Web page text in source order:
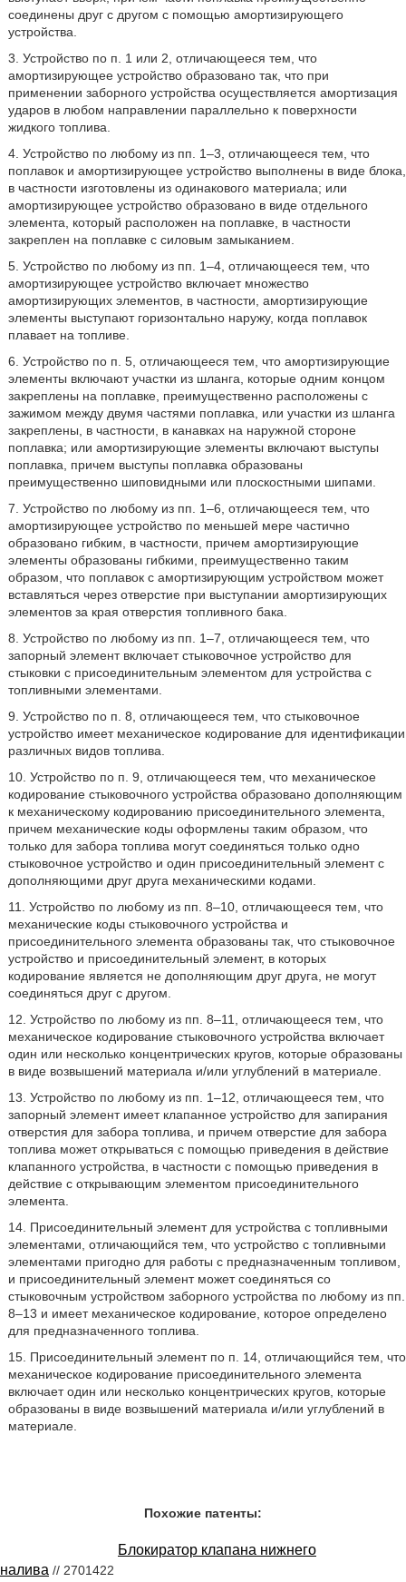
соединены друг с другом с помощью амортизирующего
устройства.
3. Устройство по п. 1 или 2, отличающееся тем, что
амортизирующее устройство образовано так, что при
применении заборного устройства осуществляется амортизация
ударов в любом направлении параллельно к поверхности
жидкого топлива.
4. Устройство по любому из пп. 1–3, отличающееся тем, что
поплавок и амортизирующее устройство выполнены в виде блока,
в частности изготовлены из одинакового материала; или
амортизирующее устройство образовано в виде отдельного
элемента, который расположен на поплавке, в частности
закреплен на поплавке с силовым замыканием.
5. Устройство по любому из пп. 1–4, отличающееся тем, что
амортизирующее устройство включает множество
амортизирующих элементов, в частности, амортизирующие
элементы выступают горизонтально наружу, когда поплавок
плавает на топливе.
6. Устройство по п. 5, отличающееся тем, что амортизирующие
элементы включают участки из шланга, которые одним концом
закреплены на поплавке, преимущественно расположены с
зажимом между двумя частями поплавка, или участки из шланга
закреплены, в частности, в канавках на наружной стороне
поплавка; или амортизирующие элементы включают выступы
поплавка, причем выступы поплавка образованы
преимущественно шиповидными или плоскостными шипами.
7. Устройство по любому из пп. 1–6, отличающееся тем, что
амортизирующее устройство по меньшей мере частично
образовано гибким, в частности, причем амортизирующие
элементы образованы гибкими, преимущественно таким
образом, что поплавок с амортизирующим устройством может
вставляться через отверстие при выступании амортизирующих
элементов за края отверстия топливного бака.
8. Устройство по любому из пп. 1–7, отличающееся тем, что
запорный элемент включает стыковочное устройство для
стыковки с присоединительным элементом для устройства с
топливными элементами.
9. Устройство по п. 8, отличающееся тем, что стыковочное
устройство имеет механическое кодирование для идентификации
различных видов топлива.
10. Устройство по п. 9, отличающееся тем, что механическое
кодирование стыковочного устройства образовано дополняющим
к механическому кодированию присоединительного элемента,
причем механические коды оформлены таким образом, что
только для забора топлива могут соединяться только одно
стыковочное устройство и один присоединительный элемент с
дополняющими друг друга механическими кодами.
11. Устройство по любому из пп. 8–10, отличающееся тем, что
механические коды стыковочного устройства и
присоединительного элемента образованы так, что стыковочное
устройство и присоединительный элемент, в которых
кодирование является не дополняющим друг друга, не могут
соединяться друг с другом.
12. Устройство по любому из пп. 8–11, отличающееся тем, что
механическое кодирование стыковочного устройства включает
один или несколько концентрических кругов, которые образованы
в виде возвышений материала и/или углублений в материале.
13. Устройство по любому из пп. 1–12, отличающееся тем, что
запорный элемент имеет клапанное устройство для запирания
отверстия для забора топлива, и причем отверстие для забора
топлива может открываться с помощью приведения в действие
клапанного устройства, в частности с помощью приведения в
действие с открывающим элементом присоединительного
элемента.
14. Присоединительный элемент для устройства с топливными
элементами, отличающийся тем, что устройство с топливными
элементами пригодно для работы с предназначенным топливом,
и присоединительный элемент может соединяться со
стыковочным устройством заборного устройства по любому из пп.
8–13 и имеет механическое кодирование, которое определено
для предназначенного топлива.
15. Присоединительный элемент по п. 14, отличающийся тем, что
механическое кодирование присоединительного элемента
включает один или несколько концентрических кругов, которые
образованы в виде возвышений материала и/или углублений в
материале.
Похожие патенты:
Блокиратор клапана нижнего
налива // 2701422